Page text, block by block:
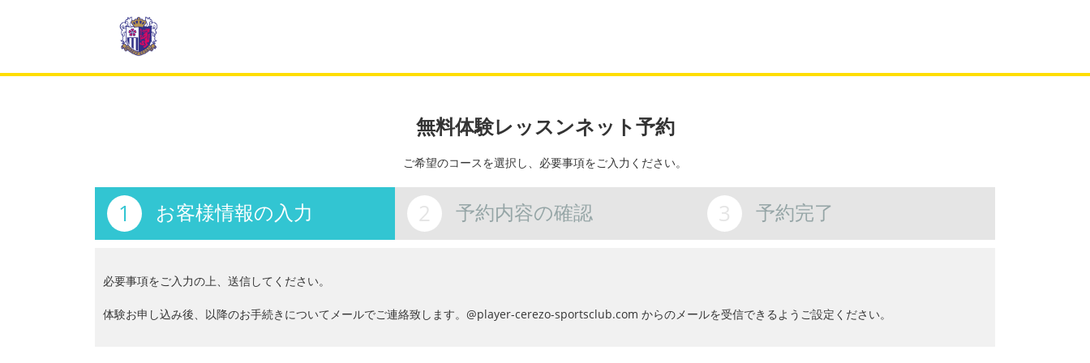
無料体験レッスンネット予約
ご希望のコースを選択し、必要事項をご入力ください。
1 お客様情報の入力 2 予約内容の確認 3 予約完了
必要事項をご入力の上、送信してください。
体験お申し込み後、以降のお手続きについてメールでご連絡致します。@player-cerezo-sportsclub.com からのメールを受信できるようご設定ください。